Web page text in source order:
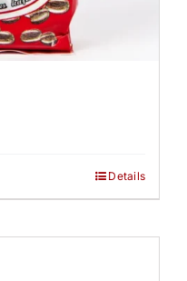
Details